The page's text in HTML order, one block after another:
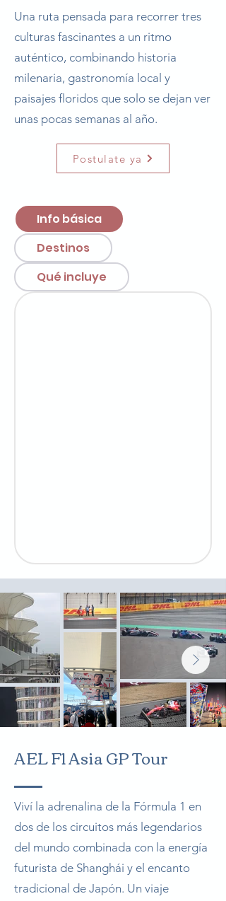
Una ruta pensada para recorrer tres
culturas fascinantes a un ritmo
auténtico, combinando historia
milenaria, gastronomía local y
paisajes floridos que solo se dejan ver
unas pocas semanas al año.
Postulate ya
Info básica
Destinos
Qué incluye
AEL F1 Asia GP Tour
Viví la adrenalina de la Fórmula 1 en
dos de los circuitos más legendarios
del mundo combinada con la energía
futurista de Shanghái y el encanto
tradicional de Japón. Un viaje